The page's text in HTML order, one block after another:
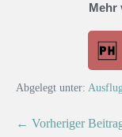
Mehr
Abgelegt unter:
← Vorheriger